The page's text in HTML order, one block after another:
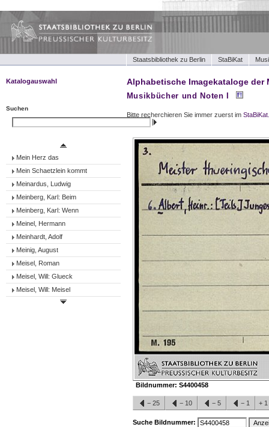
Staatsbibliothek zu Berlin StaBiKat
Katalogauswahl
Tonträger (Werke)
Tonträger (Interpreten)
Suchen
Mein Herz das
Mein Schaetzlein kommt
Meinardus, Ludwig
Meinberg, Karl: Beim
Meinberg, Karl: Wenn
Meinel, Hermann
Meinhardt, Adolf
Meinig, August
Meisel, Roman
Meisel, Will: Glueck
Meisel, Will: Meisel
Alphabetische Imagekataloge der
Musikbücher und Noten I
Bitte recherchieren Sie immer zuerst im StaBiKat.
Bildnummer:S4400458
− 25 − 10 − 5 − 1 +
Suche Bildnummer: